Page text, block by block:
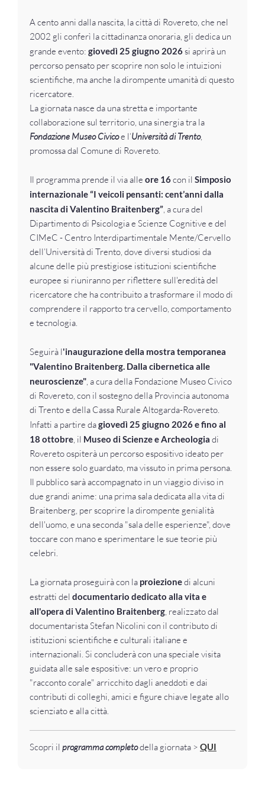
A cento anni dalla nascita, la città di Rovereto, che nel
2002 gli conferì la cittadinanza onoraria, gli dedica un
grande evento: giovedì 25 giugno 2026si aprirà un
percorso pensato per scoprire non solo le intuizioni
scientifiche, ma anche la dirompente umanità di questo
ricercatore.
La giornata nasce da una stretta e importante
collaborazione sul territorio, una sinergia tra la
Fondazione Museo Civicoe l’Università di Trento,
promossa dal Comune di Rovereto.
Il programma prende il via alle ore 16con il Simposio
internazionale “I veicoli pensanti: cent’anni dalla
nascita di Valentino Braitenberg”, a cura del
Dipartimento di Psicologia e Scienze Cognitive e del
CIMeC - Centro Interdipartimentale Mente/Cervello
dell’Università di Trento, dove diversi studiosi da
alcune delle più prestigiose istituzioni scientifiche
europee si riuniranno per riflettere sull'eredità del
ricercatore che ha contribuito a trasformare il modo di
comprendere il rapporto tra cervello, comportamento
e tecnologia.
Seguirà l'inaugurazione della mostra temporanea
"Valentino Braitenberg. Dalla cibernetica alle
neuroscienze", a cura della Fondazione Museo Civico
di Rovereto, con il sostegno della Provincia autonoma
di Trento e della Cassa Rurale Altogarda-Rovereto.
Infatti a partire dagiovedì 25 giugno 2026 e fino al
18 ottobre, il Museo di Scienze e Archeologia di
Rovereto ospiterà un percorso espositivo ideato per
non essere solo guardato, ma vissuto in prima persona.
Il pubblico sarà accompagnato in un viaggio diviso in
due grandi anime: una prima sala dedicata alla vita di
Braitenberg, per scoprire la dirompente genialità
dell'uomo, e una seconda "sala delle esperienze", dove
toccare con mano e sperimentare le sue teorie più
celebri.
La giornata proseguirà con la proiezionedi alcuni
estratti del documentario dedicato alla vita e
all'opera di Valentino Braitenberg, realizzato dal
documentarista Stefan Nicolini con il contributo di
istituzioni scientifiche e culturali italiane e
internazionali. Si concluderà con una speciale visita
guidata alle sale espositive: un vero e proprio
"racconto corale" arricchito dagli aneddoti e dai
contributi di colleghi, amici e figure chiave legate allo
scienziato e alla città.
Scopri il programma completodella giornata > QUI